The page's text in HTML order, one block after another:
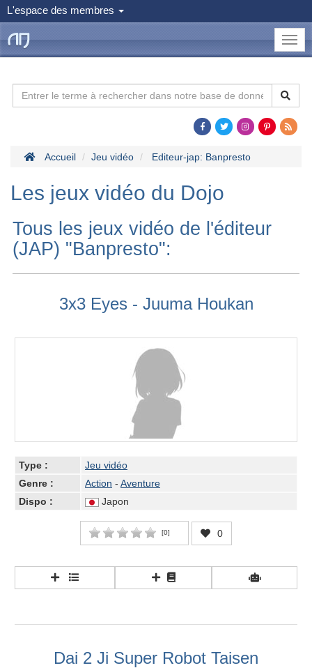
L'espace des membres
le
Dojo
Accueil Jeu vidéo Editeur-jap: Banpresto
Les jeux vidéo du Dojo
Tous les jeux vidéo de l'éditeur
(JAP) "Banpresto":
3x3 Eyes - Juuma Houkan
Type :
Jeu vidéo
Genre :
Action - Aventure
Dispo :
Japon
[0] 0
Dai 2 Ji Super Robot Taisen